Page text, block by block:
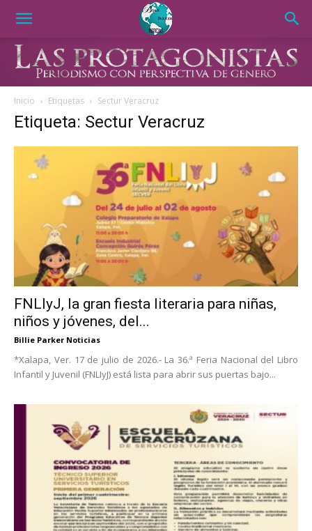
Inicio Etiquetas Sectur Veracruz
Etiqueta: Sectur Veracruz
FNLIyJ, la gran fiesta literaria para niñas,
niños y jóvenes, del...
Billie Parker Noticias
*Xalapa, Ver. 17 de julio de 2026.- La 36.ª Feria Nacional del Libro
Infantil y Juvenil (FNLIyJ) está lista para abrir sus puertas bajo...